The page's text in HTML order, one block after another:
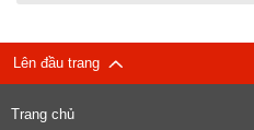
Lên đầu trang
Trang chủ